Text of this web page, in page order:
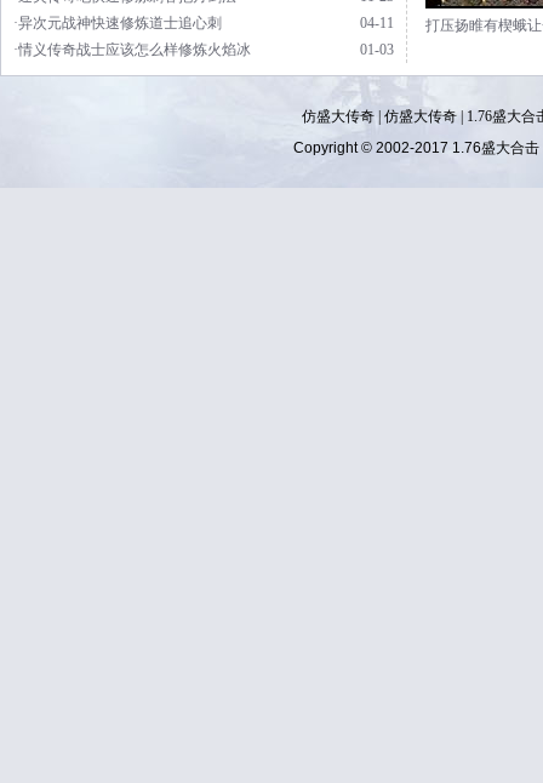
04-11
·异次元战神快速修炼道士追心刺
01-03
·情义传奇战士应该怎么样修炼火焰冰
打压扬睢有楔蛾
仿盛大传奇| 仿盛大传奇|
1.76盛大合
Copyright © 2002-2017 1.76盛大合击